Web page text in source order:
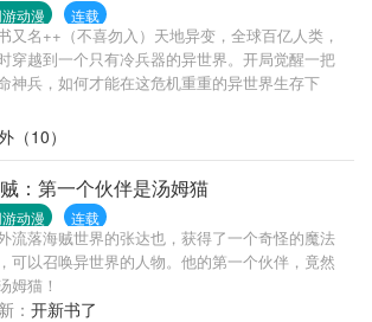
动漫 连载
又名++（不喜勿入）天地异变，全球百亿人类，
穿越到一个只有冷兵器的异世界。开局觉醒一把
神兵，如何才能在这危机重重的异世界生存下
现，自己的本命神兵，竟然是一座军火库！沙漠
、巴雷特、加特林、火箭筒…应有尽有！当漫天
降临，所有人都瑟瑟发抖时，南风扛着歼星炮站
来。南风：“一切的恐惧，都来源于火力不足。”南
“各位施主，吃你南爷一炮！”
（10）
：第一个伙伴是汤姆猫
动漫 连载
流落海贼世界的张达也，获得了一个奇怪的魔法
可以召唤异世界的人物。他的第一个伙伴，竟然
姆猫！
： 开新书了